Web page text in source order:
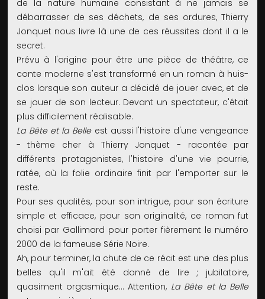
de la nature humaine consistant à ne jamais se
débarrasser de ses déchets, de ses ordures, Thierry
Jonquet nous livre là une de ces réussites dont il a le
secret.
Prévu à l'origine pour être une pièce de théâtre, ce
conte moderne s'est transformé en un roman à huis-
clos lorsque son auteur a décidé de jouer avec, et de
se jouer de son lecteur. Devant un spectateur, c'était
plus difficilement réalisable.
La Bête et la Belleest aussi l'histoire d'une vengeance
- thème cher à Thierry Jonquet - racontée par
différents protagonistes, l'histoire d'une vie pourrie,
ratée, où la folie ordinaire finit par l'emporter sur le
reste.
Pour ses qualités, pour son intrigue, pour son écriture
simple et efficace, pour son originalité, ce roman fut
choisi par Gallimard pour porter fièrement le numéro
2000 de la fameuse Série Noire.
Ah, pour terminer, la chute de ce récit est une des plus
belles qu'il m'ait été donné de lire ; jubilatoire,
quasiment orgasmique... Attention, La Bête et la Belle